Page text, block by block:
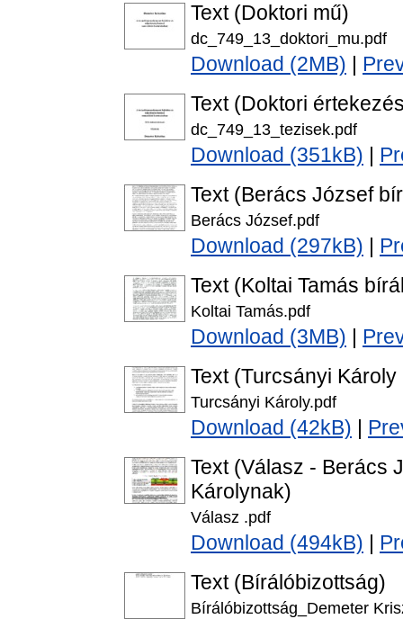
Text (Doktori mű)
dc_749_13_doktori_mu.pdf
Download (2MB)
Text (Doktori
dc_749_13_tezisek.pdf
Download (351kB)
Text (Berács József
Berács József.pdf
Download (297kB)
Text (Koltai Tamás
Koltai Tamás.pdf
Download (3MB)
Text (Turcsányi
Turcsányi Károly.pdf
Download (42kB)
Text (Válasz - Berács
Károlynak)
Válasz .pdf
Download (494kB)
Text (Bírálóbizottság)
Bírálóbizottság_Demeter